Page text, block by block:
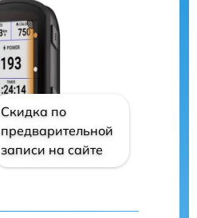
Скидка по
предварительной
записи на сайте